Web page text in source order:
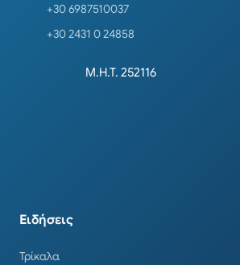
+30 6987510037
+30 2431 0 24858
Μ.Η.Τ. 252116
Ειδήσεις
Τρίκαλα